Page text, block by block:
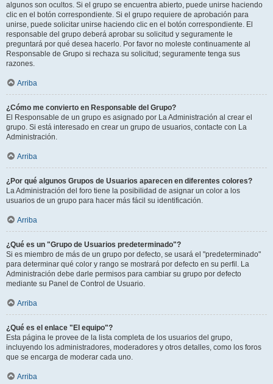
algunos son ocultos. Si el grupo se encuentra abierto, puede unirse haciendo
clic en el botón correspondiente. Si el grupo requiere de aprobación para
unirse, puede solicitar unirse haciendo clic en el botón correspondiente. El
responsable del grupo deberá aprobar su solicitud y seguramente le
preguntará por qué desea hacerlo. Por favor no moleste continuamente al
Responsable de Grupo si rechaza su solicitud; seguramente tenga sus
razones.
Arriba
¿Cómo me convierto en Responsable del Grupo?
El Responsable de un grupo es asignado por La Administración al crear el
grupo. Si está interesado en crear un grupo de usuarios, contacte con La
Administración.
Arriba
¿Por qué algunos Grupos de Usuarios aparecen en diferentes colores?
La Administración del foro tiene la posibilidad de asignar un color a los
usuarios de un grupo para hacer más fácil su identificación.
Arriba
¿Qué es un "Grupo de Usuarios predeterminado"?
Si es miembro de más de un grupo por defecto, se usará el "predeterminado"
para determinar qué color y rango se mostrará por defecto en su perfil. La
Administración debe darle permisos para cambiar su grupo por defecto
mediante su Panel de Control de Usuario.
Arriba
¿Qué es el enlace "El equipo"?
Esta página le provee de la lista completa de los usuarios del grupo,
incluyendo los administradores, moderadores y otros detalles, como los foros
que se encarga de moderar cada uno.
Arriba